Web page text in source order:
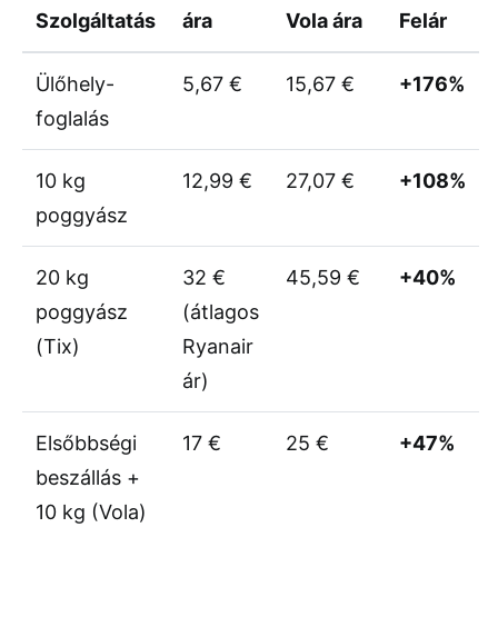
Szolgáltatás
ára
Vola ára
Felár
Ülőhely-
foglalás
5,67 € 15,67 € +176%
10 kg
poggyász
12,99 € 27,07 € +108%
20 kg
poggyász
(Tix)
32 €
(átlagos
Ryanair
ár)
45,59 € +40%
Elsőbbségi
beszállás +
10 kg (Vola)
17 € 25 € +47%